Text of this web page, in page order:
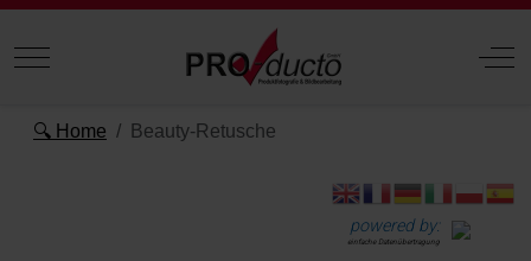
Mobile Menu Toggle Off-
🔍 Home Beauty-Retusche
powered by:
einfache Datenübertragung